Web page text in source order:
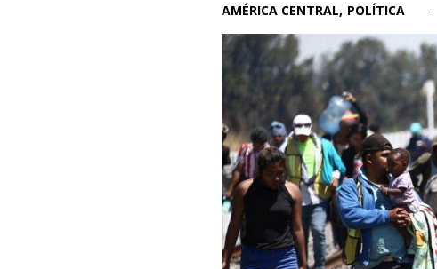
AMÉRICA CENTRAL POLÍTICA -